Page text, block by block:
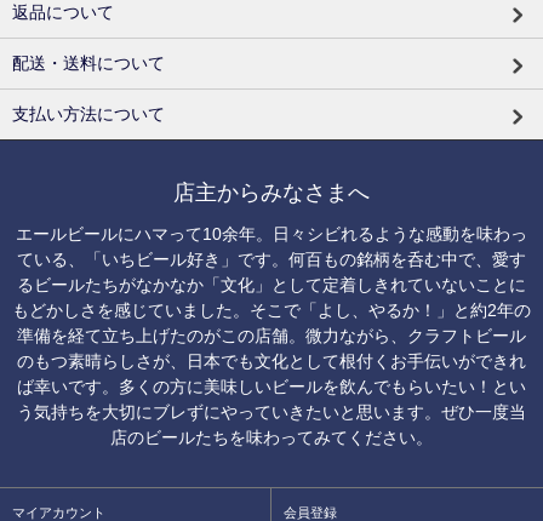
返品について
配送・送料について
支払い方法について
店主からみなさまへ
エールビールにハマって10余年。日々シビれるような感動を味わっ
ている、「いちビール好き」です。何百もの銘柄を呑む中で、愛す
るビールたちがなかなか「文化」として定着しきれていないことに
もどかしさを感じていました。そこで「よし、やるか！」と約2年の
準備を経て立ち上げたのがこの店舗。微力ながら、クラフトビール
のもつ素晴らしさが、日本でも文化として根付くお手伝いができれ
ば幸いです。多くの方に美味しいビールを飲んでもらいたい！とい
う気持ちを大切にブレずにやっていきたいと思います。ぜひ一度当
店のビールたちを味わってみてください。
マイアカウント 会員登録